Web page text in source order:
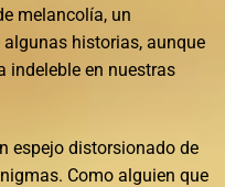
melancolía, un
historias, aunque
indeleble en nuestras
espejo distorsionado de
Como alguien que